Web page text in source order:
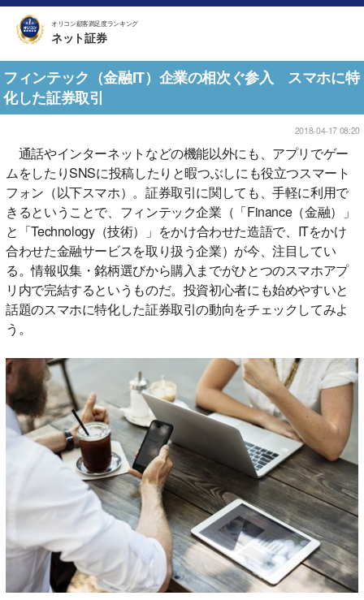
オリコン顧客満足度ランキング
ネット証券
フィンテック（金融IT）企業の相次ぐ参入 スマホに特
化した証券取引
2018-04-17 08:20
通話やインターネットなどの機能以外にも、アプリでゲー
ムをしたりSNSに投稿したりと暇つぶしにも役立つスマート
フォン（以下スマホ）。証券取引に関しても、手軽に利用で
きるということで、フィンテック企業（「Finance（金融）」
と「Technology（技術）」をかけ合わせた造語で、ITをかけ
合わせた金融サービスを取り扱う企業）が今、注目してい
る。情報収集・銘柄選びから購入までがひとつのスマホアプ
リ内で完結するというものだ。投資初心者にも始めやすいと
話題のスマホに特化した証券取引の動向をチェックしてみよ
う。